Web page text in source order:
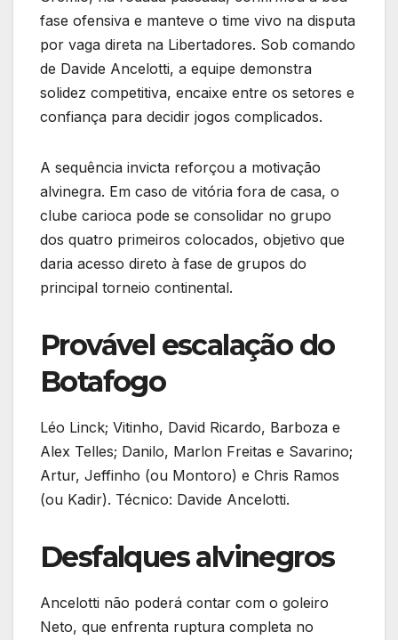
fase ofensiva e manteve o time vivo na disputa
por vaga direta na Libertadores. Sob comando
de Davide Ancelotti, a equipe demonstra
solidez competitiva, encaixe entre os setores e
confiança para decidir jogos complicados.
A sequência invicta reforçou a motivação
alvinegra. Em caso de vitória fora de casa, o
clube carioca pode se consolidar no grupo
dos quatro primeiros colocados, objetivo que
daria acesso direto à fase de grupos do
principal torneio continental.
Provável escalação do
Botafogo
Léo Linck; Vitinho, David Ricardo, Barboza e
Alex Telles; Danilo, Marlon Freitas e Savarino;
Artur, Jeffinho (ou Montoro) e Chris Ramos
(ou Kadir). Técnico: Davide Ancelotti.
Desfalques alvinegros
Ancelotti não poderá contar com o goleiro
Neto, que enfrenta ruptura completa no